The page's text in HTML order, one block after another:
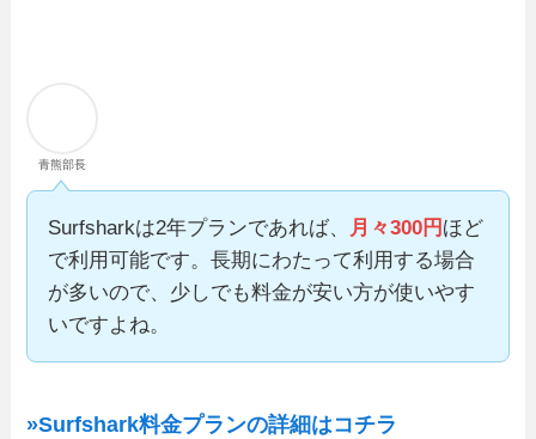
青熊部長
Surfsharkは2年プランであれば、 月々300円 ほど
で利用可能です。長期にわたって利用する場合
が多いので、少しでも料金が安い方が使いやす
いですよね。
»Surfshark料金プランの詳細はコチラ